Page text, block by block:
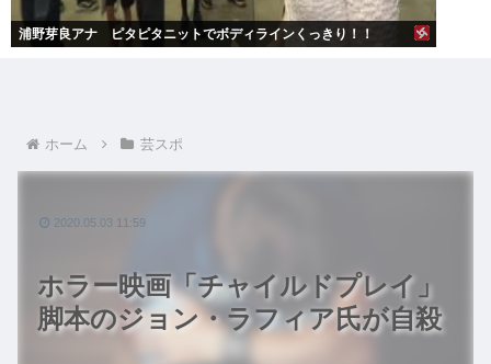
浦野芽良アナ ピタピタニットでボディラインくっきり！！
ホーム 芸スポ
ホラー映画「チャイルドプレイ」
脚本のジョン・ラフィア氏が自殺
2020.05.03 11:59